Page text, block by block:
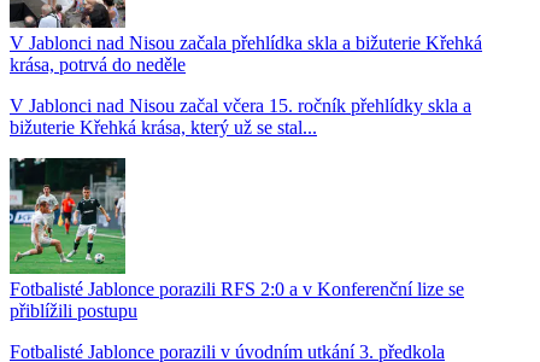
V Jablonci nad Nisou začala přehlídka skla a bižuterie Křehká
krása, potrvá do neděle
V Jablonci nad Nisou začal včera 15. ročník přehlídky skla a
bižuterie Křehká krása, který už se stal...
Fotbalisté Jablonce porazili RFS 2:0 a v Konferenční lize se
přiblížili postupu
Fotbalisté Jablonce porazili v úvodním utkání 3. předkola